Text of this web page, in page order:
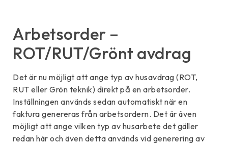
Arbetsorder –
ROT/RUT/Grönt avdrag
Det är nu möjligt att ange typ av husavdrag (ROT,
RUT eller Grön teknik) direkt på en arbetsorder.
Inställningen används sedan automatiskt när en
faktura genereras från arbetsordern. Det är även
möjligt att ange vilken typ av husarbete det gäller
redan här och även detta används vid generering av